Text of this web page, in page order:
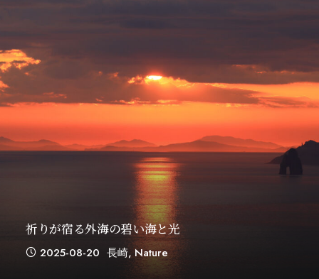
祈りが宿る外海の碧い海と光
2025-08-20 長崎, Nature